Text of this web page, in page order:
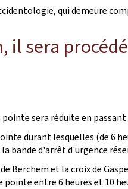
qui demeure
sera
sera réduite en passant
durant lesquelles (de 6
bande d'arrêt d'urgence
Berchem et la croix de
pointe entre 6 heures et 10